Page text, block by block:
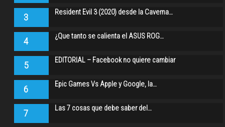
3 Resident Evil 3 (2020) desde la Caverna…
4 ¿Que tanto se calienta el ASUS ROG…
5 EDITORIAL – Facebook no quiere cambiar
6 Epic Games Vs Apple y Google, la…
7 Las 7 cosas que debe saber del…